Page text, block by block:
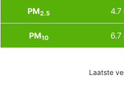
PM2.5 4.7
PM10 6.7
Laatste